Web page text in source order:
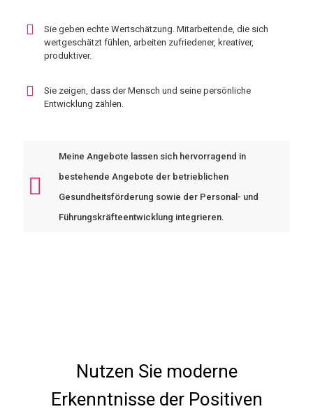
Sie geben echte Wertschätzung. Mitarbeitende, die sich
wertgeschätzt fühlen, arbeiten zufriedener, kreativer,
produktiver.
Sie zeigen, dass der Mensch und seine persönliche
Entwicklung zählen.
Meine Angebote lassen sich hervorragend in
bestehende Angebote der betrieblichen
Gesundheitsförderung sowie der Personal- und
Führungskräfteentwicklung integrieren.
Nutzen Sie moderne
Erkenntnisse der Positiven